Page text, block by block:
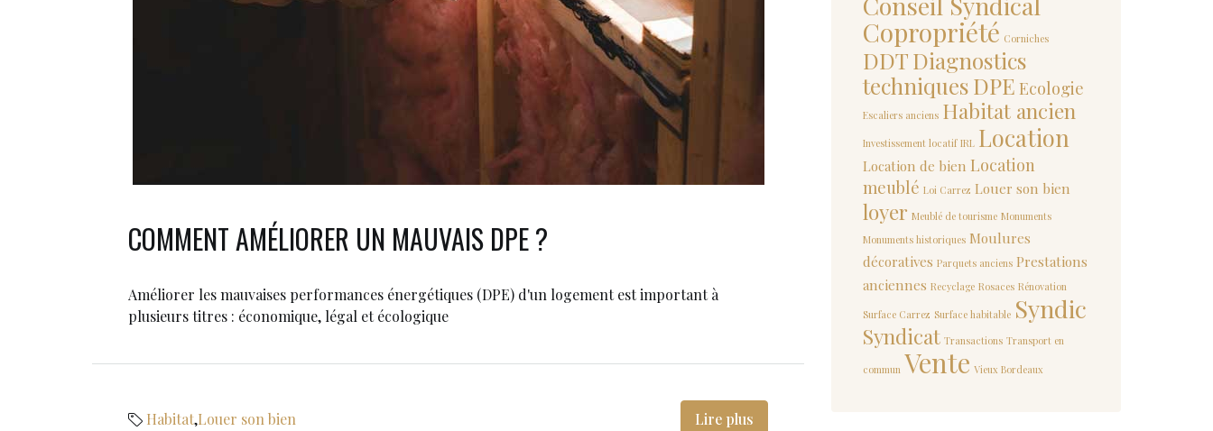
COMMENT AMÉLIORER UN MAUVAIS DPE ?
Améliorer les mauvaises performances énergétiques (DPE) d'un logement est important à
plusieurs titres : économique, légal et écologique
Habitat,Louer son bien Lire plus
Copropriété Corniches
DDTDiagnostics
techniquesDPE Ecologie
Escaliers anciens Habitat ancien
Investissement locatif IRL Location
Location de bien Location
meublé Loi Carrez Louer son bien
loyer Meublé de tourisme Monuments
Monuments historiques Moulures
décoratives Parquets anciens Prestations
anciennes Recyclage Rosaces Rénovation
Surface Carrez Surface habitable Syndic
Syndicat Transactions Transport en
commun Vente Vieux Bordeaux